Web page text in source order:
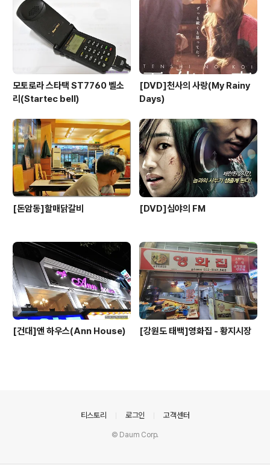
모토로라 스타택 ST7760 벨소
리(Startec bell)
[DVD]천사의 사랑(My Rainy
Days)
[돈암동]할매닭갈비 [DVD]심야의 FM
[건대]앤 하우스(Ann House) [강원도 태백]영화집 - 황지시장
티스토리 로그인 고객센터
© Daum Corp.